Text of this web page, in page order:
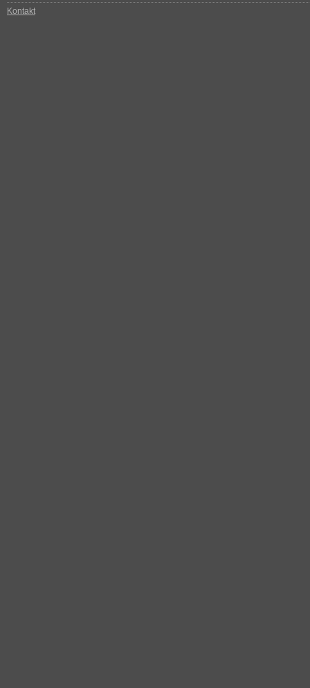
Kontakt